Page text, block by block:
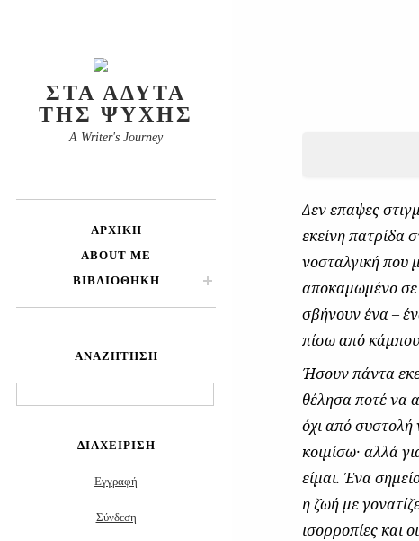
ΣΤΑ ΆΔΥΤΑ
ΤΗΣ ΨΥΧΉΣ
A Writer's Journey
ΑΡΧΙΚΉ
ABOUT ME
ΒΙΒΛΙΟΘΉΚΗ
ΑΝΑΖΉΤΗΣΗ
ΔΙΑΧΕΊΡΙΣΗ
Εγγραφή
Σύνδεση
Δεν επαψες
εκείνη πατρίδα
νοσταλγική που
αποκαμωμένο σε
σβήνουν ένα –
πίσω από
Ήσουν πάντα
θέλησα ποτέ να
όχι από
κοιμίσω· αλλά
είμαι. Ένα
η ζωή με
ισορροπίες και